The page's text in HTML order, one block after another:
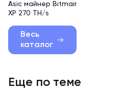
Asic майнер Bitmain Antminer S21
XP 270 TH/s
Весь
каталог
Еще по теме